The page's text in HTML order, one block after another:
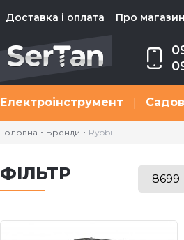
Доставка і оплата Про магазин
Електроінструмент
Головна Бренди Ryobi
ФІЛЬТР